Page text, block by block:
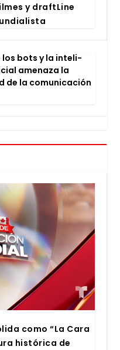
y draftLi­ne
los bots y la inte­li­
ame­na­za la
de la comu­ni­ca­ción
como “La Cara
his­tó­ri­ca de